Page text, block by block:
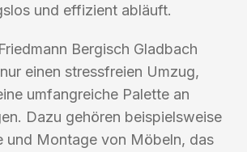
und effizient abläuft.
Bergisch Gladbach
einen stressfreien Umzug,
umfangreiche Palette an
Dazu gehören beispielsweise
und Montage von Möbeln, das